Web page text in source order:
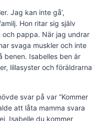
Jag kan inte gå’,
Hon ritar sig själv
och pappa. När jag undrar
svaga muskler och inte
benen. Isabelles ben är
lillasyster och föräldrarna
svar på var ”Kommer
att låta mamma svara
Isabelle du kommer